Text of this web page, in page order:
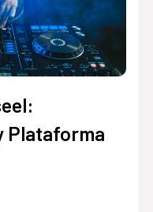
Plataforma